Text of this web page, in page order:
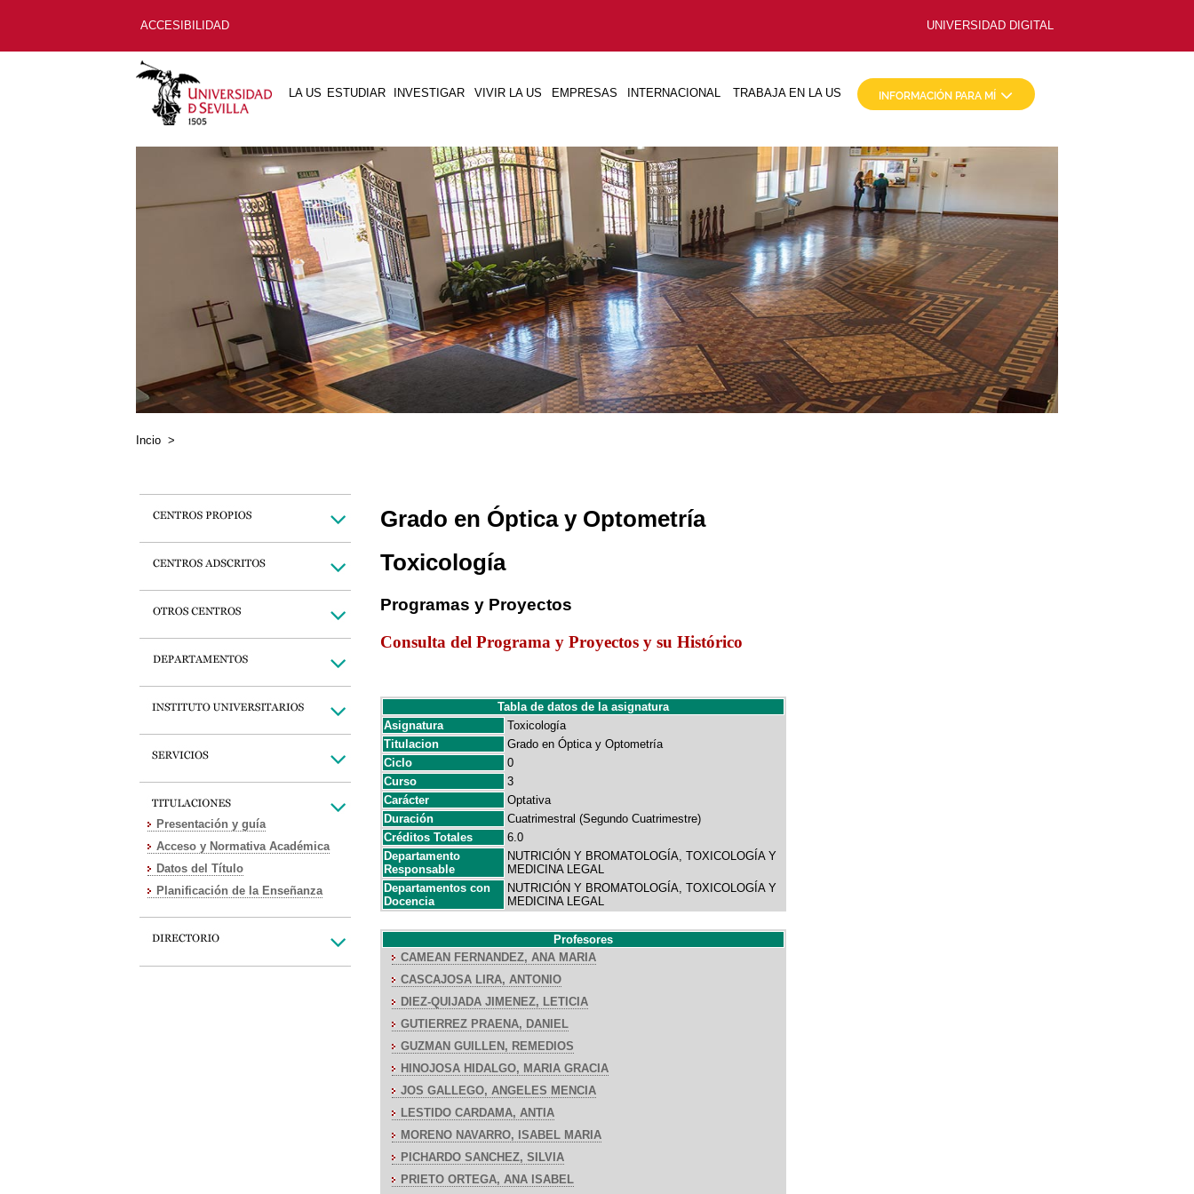
ACCESIBILIDAD UNIVERSIDAD DIGITAL
LA US ESTUDIAR INVESTIGAR VIVIR LA US EMPRESAS INTERNACIONAL TRABAJA EN LA US
Incio >
Presentación y guía
Acceso y Normativa Académica
Datos del Título
Planificación de la Enseñanza
Grado en Óptica y Optometría
Toxicología
Programas y Proyectos
Consulta del Programa y Proyectos y su Histórico
Tabla de datos de la asignatura
Asignatura
Toxicología
Titulacion
Grado en Óptica y Optometría
Ciclo
0
Curso
3
Carácter
Optativa
Duración
Cuatrimestral (Segundo Cuatrimestre)
Créditos Totales
6.0
Departamento
Responsable
NUTRICIÓN Y BROMATOLOGÍA, TOXICOLOGÍA Y
MEDICINA LEGAL
Departamentos con
Docencia
NUTRICIÓN Y BROMATOLOGÍA, TOXICOLOGÍA Y
MEDICINA LEGAL
Profesores
CAMEAN FERNANDEZ, ANA MARIA
CASCAJOSA LIRA, ANTONIO
DIEZ-QUIJADA JIMENEZ, LETICIA
GUTIERREZ PRAENA, DANIEL
GUZMAN GUILLEN, REMEDIOS
HINOJOSA HIDALGO, MARIA GRACIA
JOS GALLEGO, ANGELES MENCIA
LESTIDO CARDAMA, ANTIA
MORENO NAVARRO, ISABEL MARIA
PICHARDO SANCHEZ, SILVIA
PRIETO ORTEGA, ANA ISABEL